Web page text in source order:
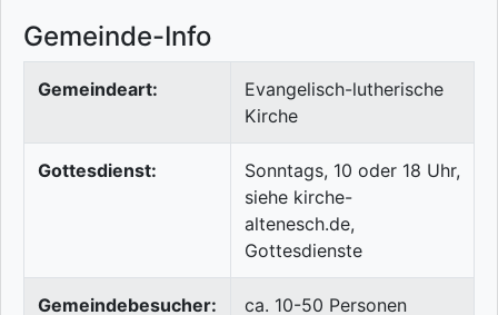
Gemeinde-Info
Gemeindeart:
Evangelisch-lutherische
Kirche
Gottesdienst:
Sonntags, 10 oder 18 Uhr,
siehe kirche-
altenesch.de,
Gottesdienste
Gemeindebesucher: ca. 10-50 Personen